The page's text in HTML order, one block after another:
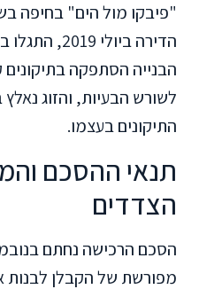
הדירה ביולי
הבנייה הסתפקה
לשורש הבעיות, והזוג
התיקונים בעצמו.
תנאי ההסכם
הצדדים
מפורשת של הקבלן לבנות